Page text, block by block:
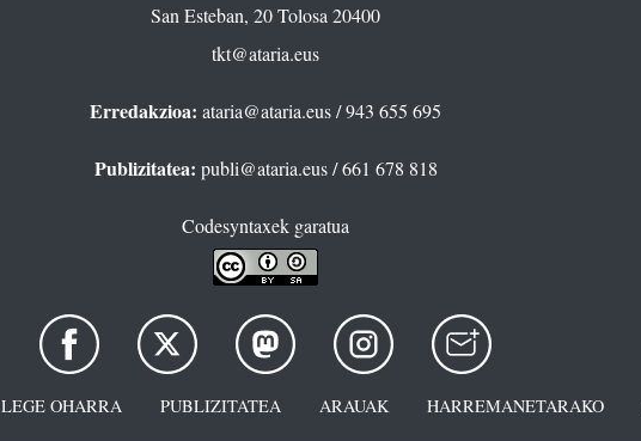
San Esteban, 20 Tolosa 20400
tkt@ataria.eus
Erredakzioa: ataria@ataria.eus/ 943 655 695
Publizitatea: publi@ataria.eus/ 661 678 818
Codesyntaxek garatua
LEGE OHARRA PUBLIZITATEA ARAUAK HARREMANETARAKO